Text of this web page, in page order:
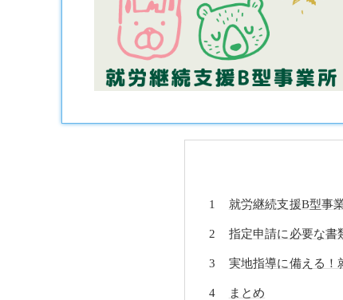
就労継続支援B型事
指定申請に必要な書
実地指導に備える！
まとめ